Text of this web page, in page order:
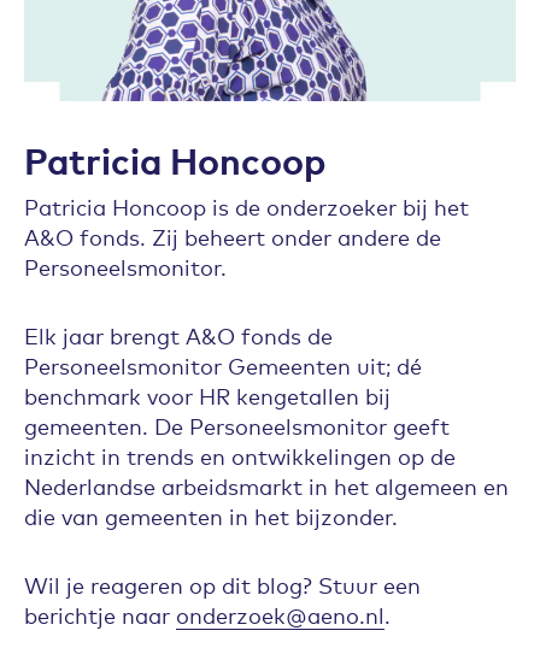
Patricia Honcoop
Patricia Honcoop is de onderzoeker bij het
A&O fonds. Zij beheert onder andere de
Personeelsmonitor.
Elk jaar brengt A&O fonds de
Personeelsmonitor Gemeenten uit; dé
benchmark voor HR kengetallen bij
gemeenten. De Personeelsmonitor geeft
inzicht in trends en ontwikkelingen op de
Nederlandse arbeidsmarkt in het algemeen en
die van gemeenten in het bijzonder.
Wil je reageren op dit blog? Stuur een
berichtje naar onderzoek@aeno.nl